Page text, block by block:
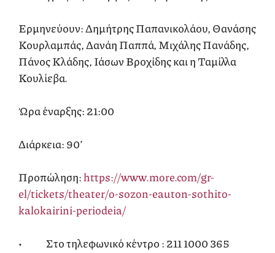
Ερμηνεύουν: Δημήτρης Παπανικολάου, Θανάσης
Κουρλαμπάς, Δανάη Παππά, Μιχάλης Πανάδης,
Πάνος Κλάδης, Ιάσων Βροχίδης και η Ταμίλλα
Κουλίεβα.
Ώρα έναρξης: 21:00
Διάρκεια: 90’
Προπώληση:https://www.more.com/gr-
el/tickets/theater/o-sozon-eauton-sothito-
kalokairini-periodeia/
• Στο τηλεφωνικό κέντρο : 211 1000 365